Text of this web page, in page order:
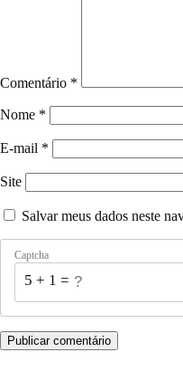
Comentário *
Nome *
E-mail *
Site
Salvar meus dados neste
Captcha
5 + 1 = ?